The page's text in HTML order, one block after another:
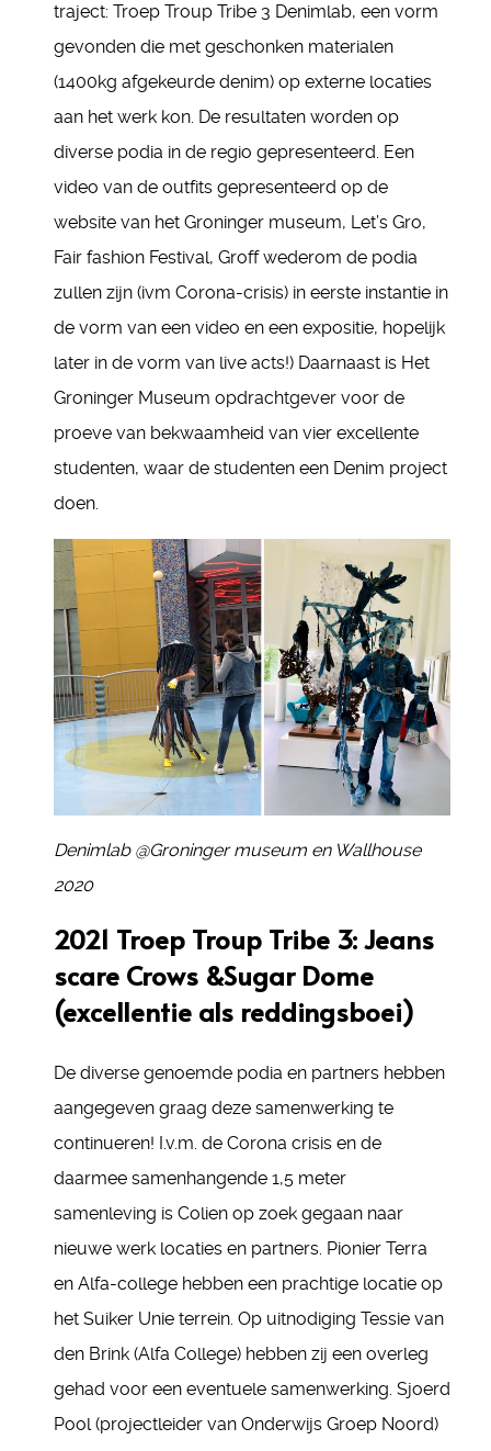
traject: Troep Troup Tribe 3 Denimlab, een vorm
gevonden die met geschonken materialen
(1400kg afgekeurde denim) op externe locaties
aan het werk kon. De resultaten worden op
diverse podia in de regio gepresenteerd. Een
video van de outfits gepresenteerd op de
website van het Groninger museum, Let’s Gro,
Fair fashion Festival, Groff wederom de podia
zullen zijn (ivm Corona-crisis) in eerste instantie in
de vorm van een video en een expositie, hopelijk
later in de vorm van live acts!) Daarnaast is Het
Groninger Museum opdrachtgever voor de
proeve van bekwaamheid van vier excellente
studenten, waar de studenten een Denim project
doen.
Denimlab @Groninger museum en Wallhouse
2020
2021 Troep Troup Tribe 3: Jeans
scare Crows &Sugar Dome
(excellentie als reddingsboei)
De diverse genoemde podia en partners hebben
aangegeven graag deze samenwerking te
continueren! I.v.m. de Corona crisis en de
daarmee samenhangende 1,5 meter
samenleving is Colien op zoek gegaan naar
nieuwe werk locaties en partners. Pionier Terra
en Alfa-college hebben een prachtige locatie op
het Suiker Unie terrein. Op uitnodiging Tessie van
den Brink (Alfa College) hebben zij een overleg
gehad voor een eventuele samenwerking. Sjoerd
Pool (projectleider van Onderwijs Groep Noord)